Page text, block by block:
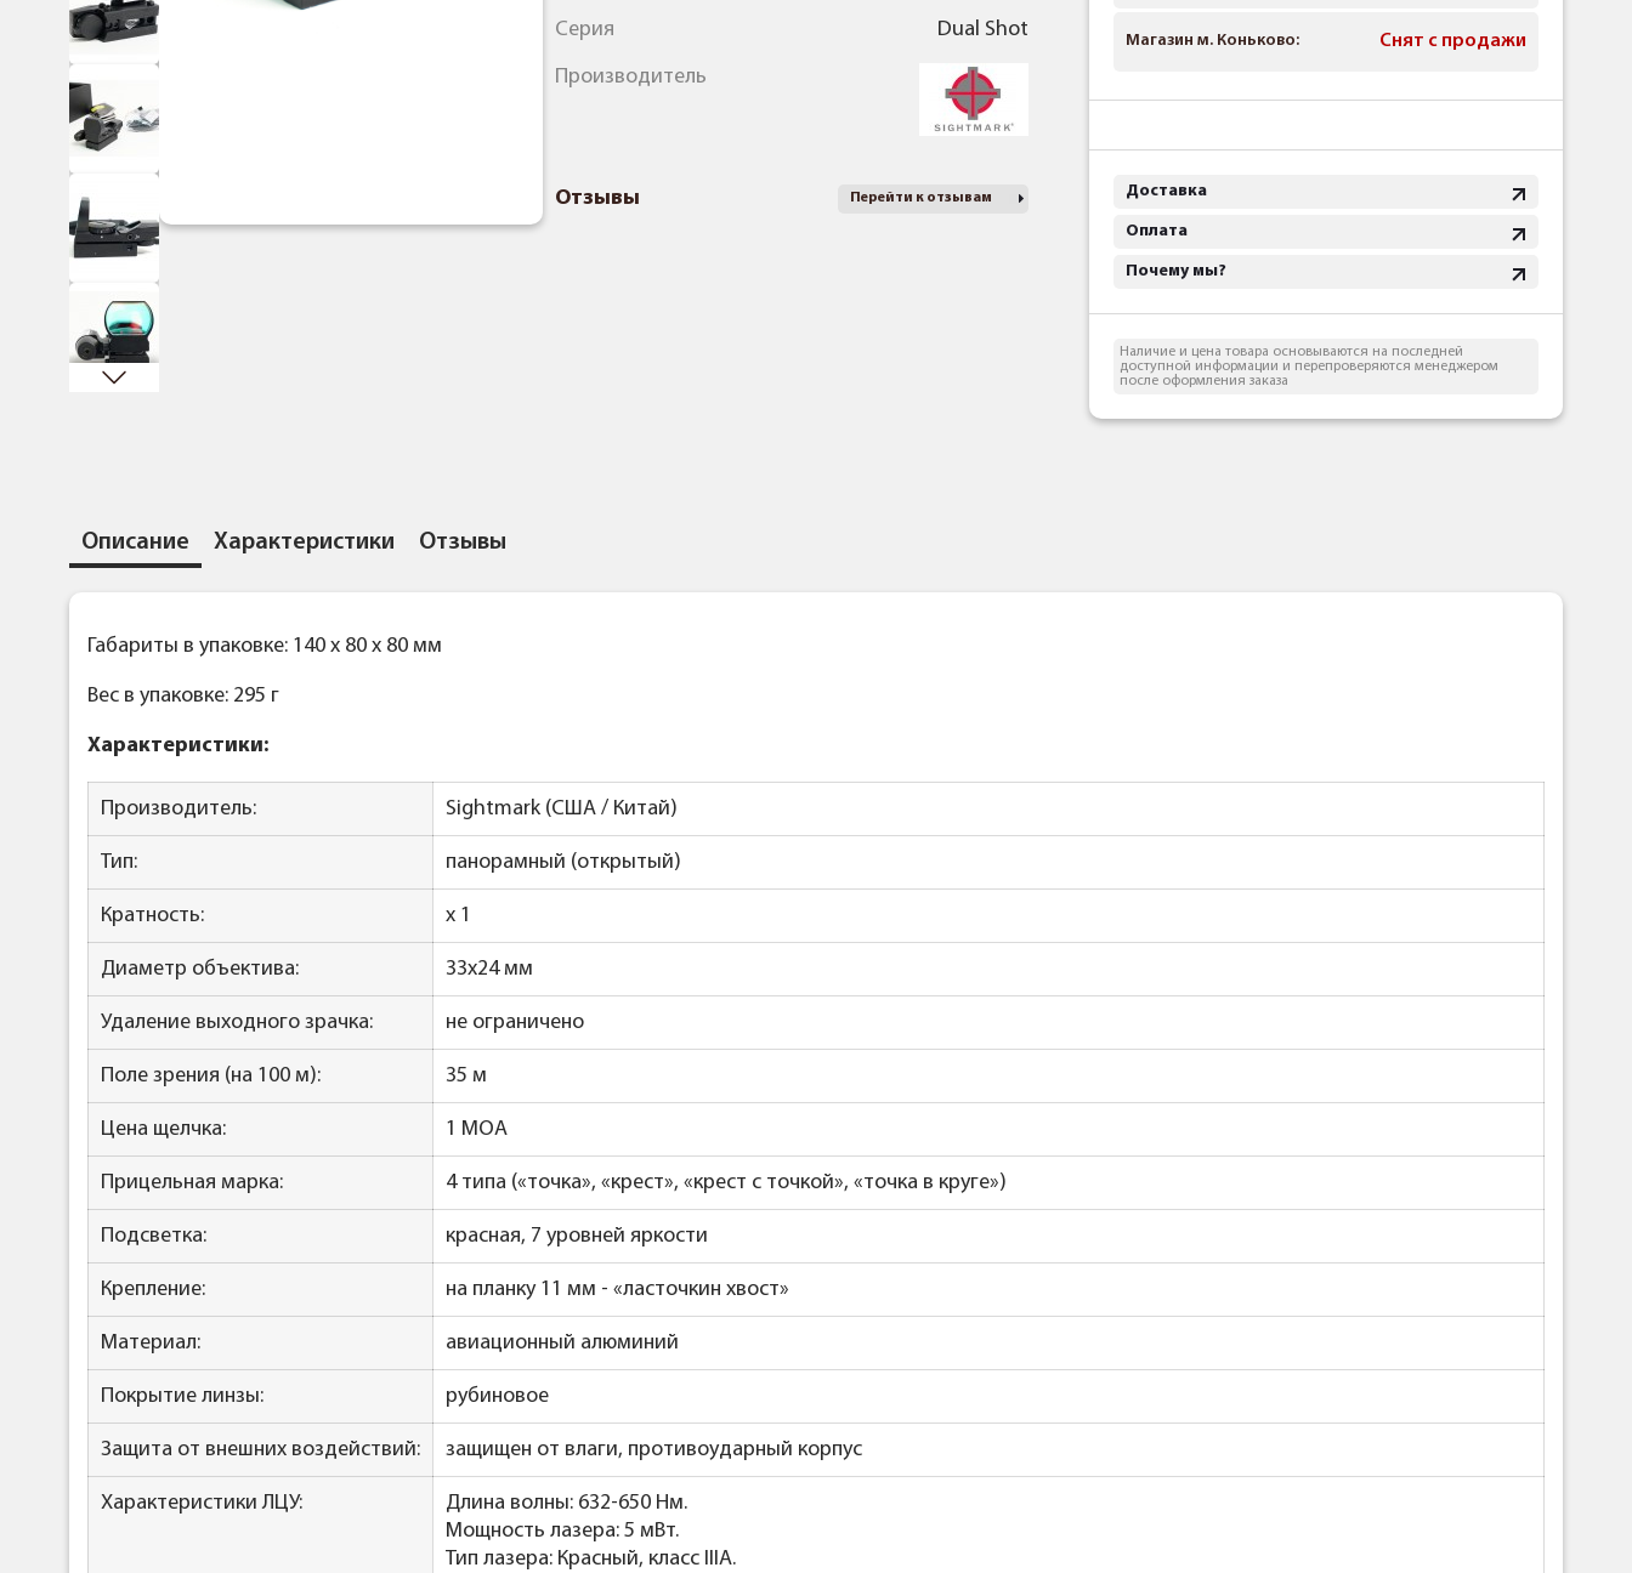
Серия Dual Shot
Производитель
Отзывы Перейти к отзывам
Магазин м. Коньково: Снят с продажи
Доставка
Оплата
Почему мы?
Наличие и цена товара основываются на последней
доступной информации и перепроверяются менеджером
после оформления заказа
Описание Характеристики Отзывы
Габариты в упаковке: 140 x 80 x 80 мм
Вес в упаковке: 295 г
Характеристики:
Производитель: Sightmark (США / Китай)
Тип: панорамный (открытый)
Кратность: x 1
Диаметр объектива: 33x24 мм
Удаление выходного зрачка: не ограничено
Поле зрения (на 100 м): 35 м
Цена щелчка: 1 MOA
Прицельная марка: 4 типа («точка», «крест», «крест с точкой», «точка в круге»)
Подсветка: красная, 7 уровней яркости
Крепление: на планку 11 мм - «ласточкин хвост»
Материал: авиационный алюминий
Покрытие линзы: рубиновое
Защита от внешних воздействий: защищен от влаги, противоударный корпус
Характеристики ЛЦУ:
Длина волны: 632-650 Нм.
Мощность лазера: 5 мВт.
Тип лазера: Красный, класс IIIA.